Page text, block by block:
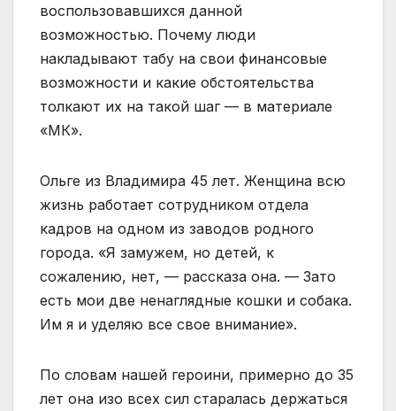
воспользовавшихся данной
возможностью. Почему люди
накладывают табу на свои финансовые
возможности и какие обстоятельства
толкают их на такой шаг — в материале
«МК».
Ольге из Владимира 45 лет. Женщина всю
жизнь работает сотрудником отдела
кадров на одном из заводов родного
города. «Я замужем, но детей, к
сожалению, нет, — рассказа она. — Зато
есть мои две ненаглядные кошки и собака.
Им я и уделяю все свое внимание».
По словам нашей героини, примерно до 35
лет она изо всех сил старалась держаться